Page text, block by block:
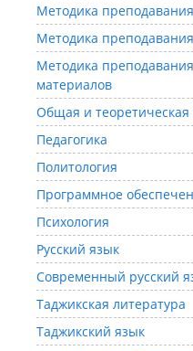
Методика
Методика
Методика
материалов
Общая и теоретическая
Педагогика
Политология
Программное
Психология
Русский язык
Современный русский
Таджикская литература
Таджикский язык